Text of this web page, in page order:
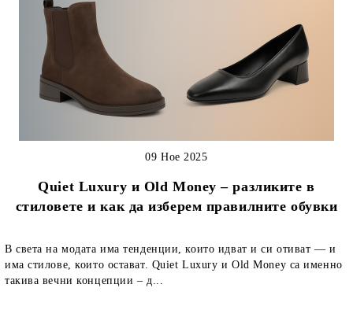
Quiet Luxury и Old Money – разликите в
стиловете и как да изберем правилните обувки
09 Ное 2025
В света на модата има тенденции, които идват и си отиват — и
има стилове, които остават. Quiet Luxury и Old Money са именно
такива вечни концепции – д...